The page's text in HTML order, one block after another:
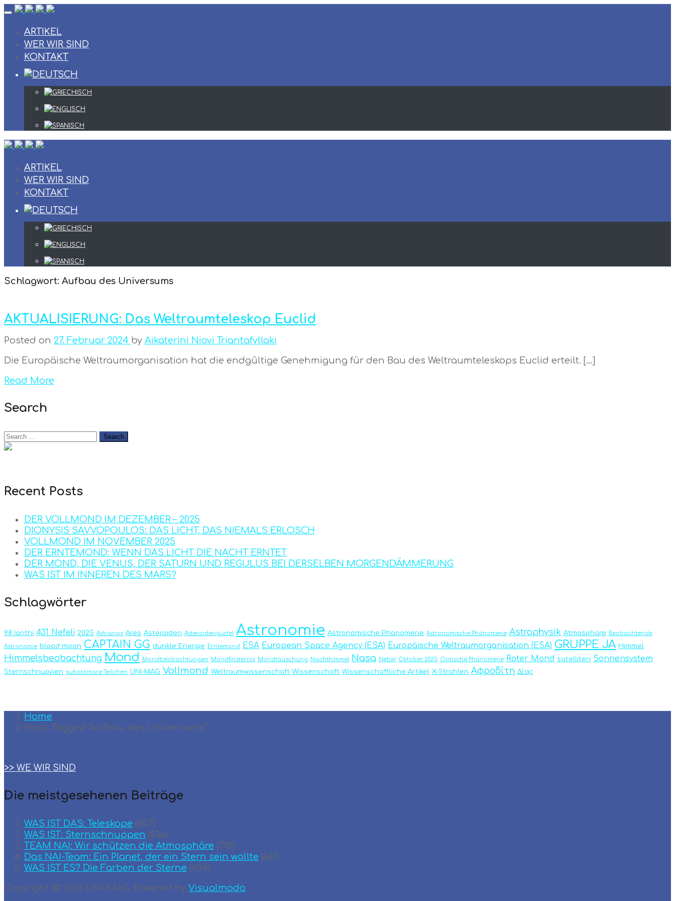
Skip
contentARTIKEL
WER WIR SIND
KONTAKT
ARTIKEL
WER WIR SIND
KONTAKT
Schlagwort: Aufbau des Universums
AKTUALISIERUNG: Das Weltraumteleskop Euclid
Posted on 27. Februar 2024 by Aikaterini Niovi Triantafyllaki
Die Europäische Weltraumorganisation hat die endgültige Genehmigung für den Bau des Weltraumteleskops Euclid erteilt. […]
Read More
Search
Recent Posts
DER VOLLMOND IM DEZEMBER – 2025
DIONYSIS SAVVOPOULOS: DAS LICHT, DAS NIEMALS ERLOSCH
VOLLMOND IM NOVEMBER 2025
DER ERNTEMOND: WENN DAS LICHT DIE NACHT ERNTET
DER MOND, DIE VENUS, DER SATURN UND REGULUS BEI DERSELBEN MORGENDÄMMERUNG
WAS IST IM INNEREN DES MARS?
Schlagwörter
98 Ianthi 431 Nefeli 2025 Adrianos Ares Asteroiden Asteroidengürtel Astronomie Astronomische Phänomene Astronomische Phänomene Astrophysik Atmosphäre Beobachtende
Astronomie blood moon CAPTAIN GG dunkle Energie Erntemond ESA European Space Agency (ESA) Europäische Weltraumorganisation (ESA) GRUPPE JA Himmel
Himmelsbeobachtung Mond Mondbeobachtungen Mondfinsternis Mondtäuschung Nachthimmel Nasa Nebel Oktober 2025 Optische Phänomene Roter Mond satelliten Sonnensystem
Sternschnuppen subatomare Teilchen UNI-MAG Vollmond Weltraumwissenschaft Wissenschaft Wissenschaftliche Artikel X-Strahlen Αφροδίτη Δίας
Home
Posts Tagged "Aufbau des Universums"
>> WE WIR SIND
Die meistgesehenen Beiträge
WAS IST DAS: Teleskope (857)
WAS IST: Sternschnuppen (836)
TEAM ΝΑΙ: Wir schützen die Atmosphäre (710)
Das NAI-Team: Ein Planet, der ein Stern sein wollte (661)
WAS IST ES? Die Farben der Sterne (654)
Copyright © 2026 UNI-MAG. Powered by Visualmodo.